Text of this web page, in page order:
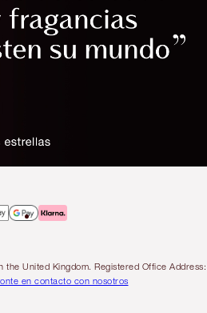
United Kingdom. Registered Office
en contacto con nosotros